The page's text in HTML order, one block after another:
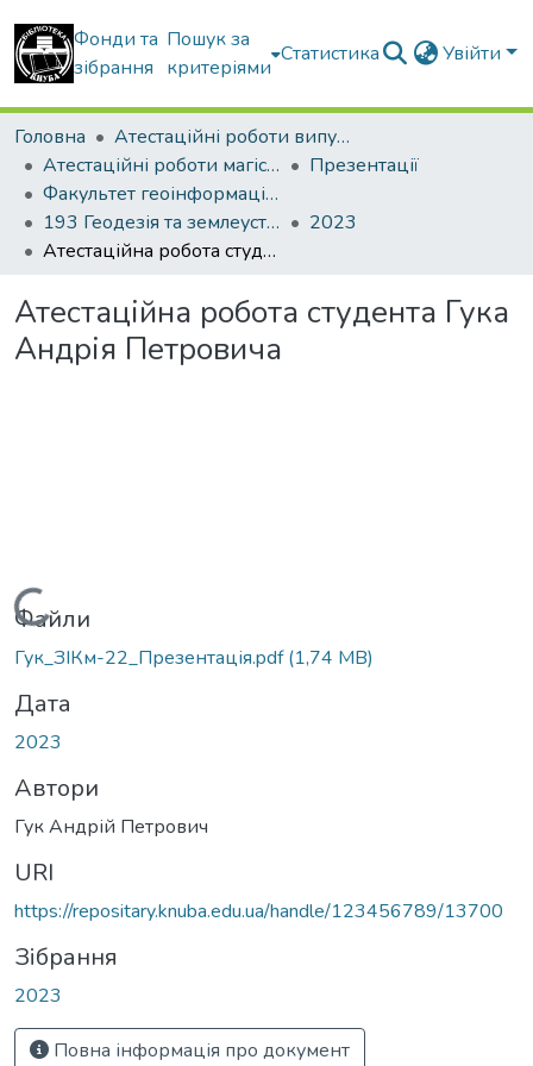
Фонди та
зібрання
Пошук за
критеріями
Статистика Увійти
Головна
Атестаційні роботи випускників
Атестаційні роботи магістрів
Презентації
Факультет геоінформаційних систем та управління територіями
193 Геодезія та землеустрій. Землеустрій і кадастр
2023
Атестаційна робота студента Гука Андрія Петровича
Атестаційна робота студента Гука
Андрія Петровича
Вантажиться...
Файли
Гук_ЗІКм-22_Презентація.pdf(1,74 MB)
Дата
2023
Автори
Гук Андрій Петрович
URI
https://repositary.knuba.edu.ua/handle/123456789/13700
Зібрання
2023
Повна інформація про документ